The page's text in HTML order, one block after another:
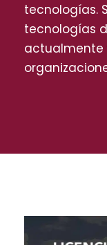
tecnologías.
tecnologías
actualmente